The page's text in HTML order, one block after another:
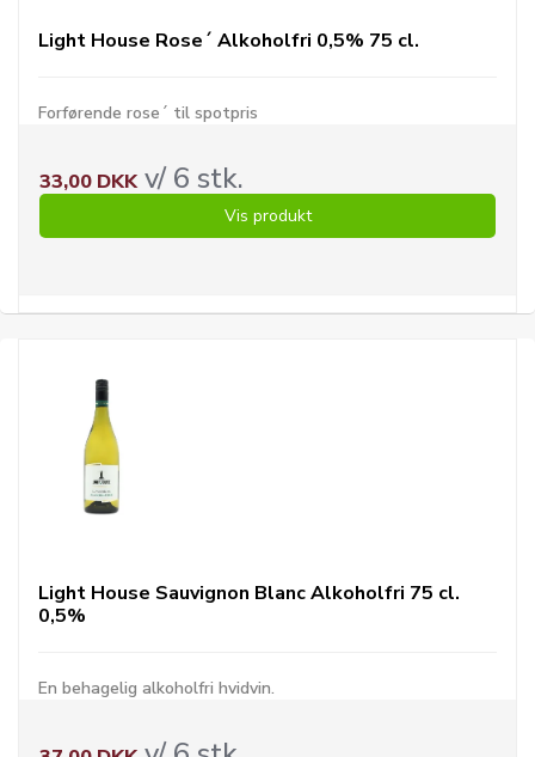
Light House Rose´ Alkoholfri 0,5% 75 cl.
Forførende rose´ til spotpris
33,00 DKKv/ 6 stk.
Vis produkt
Light House Sauvignon Blanc Alkoholfri 75 cl.
0,5%
En behagelig alkoholfri hvidvin.